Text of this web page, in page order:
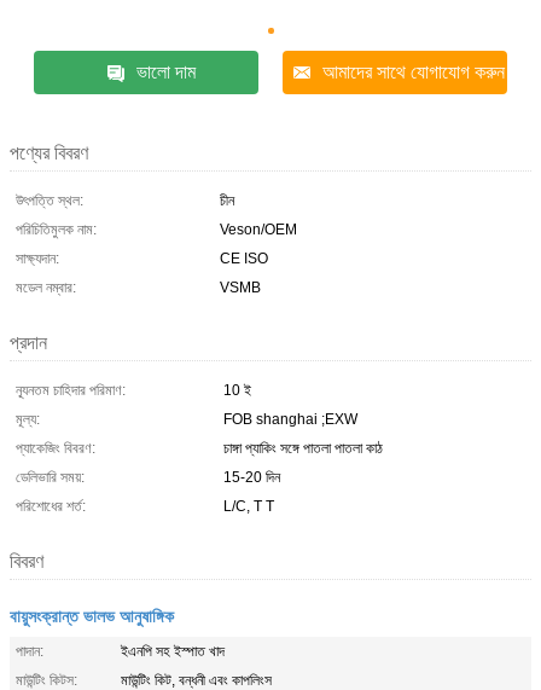
ভালো দাম আমাদের সাথে যোগাযোগ করুন
পণ্যের বিবরণ
উৎপত্তি স্থল:
চীন
পরিচিতিমুলক নাম:
Veson/OEM
সাক্ষ্যদান:
CE ISO
মডেল নম্বার:
VSMB
প্রদান
ন্যূনতম চাহিদার পরিমাণ:
10 ই
মূল্য:
FOB shanghai ;EXW
প্যাকেজিং বিবরণ:
চাঙ্গা প্যাকিং সঙ্গে পাতলা পাতলা কাঠ
ডেলিভারি সময়:
15-20 দিন
পরিশোধের শর্ত:
L/C, T T
বিবরণ
বায়ুসংক্রান্ত ভালভ আনুষাঙ্গিক
পাদান:
ইএনপি সহ ইস্পাত খাদ
মাউন্টিং কিটস:
মাউন্টিং কিট, বন্ধনী এবং কাপলিংস